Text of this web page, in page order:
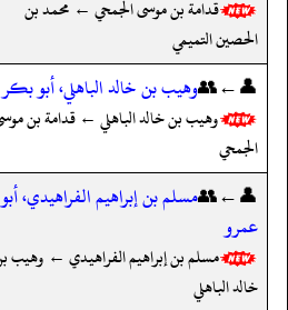
قدامة بن موسى الجمحي ← محمد بن
الحصين التميمي
👤←👥وهيب بن خالد الباهلي، أبو بكر
وهيب بن خالد الباهلي ← قدامة بن
الجمحي
👤←👥مسلم بن إبراهيم الفراهيدي، أبو
عمرو
مسلم بن إبراهيم الفراهيدي ← وهيب
خالد الباهلي